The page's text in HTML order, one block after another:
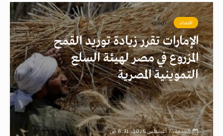
اقتصاد الإمارات
الإمارات تقرر زيادة توريد القمح
المزروع في مصر لهيئة السلع
التموينية المصرية
الجمعة، 7 أغسطس 2026، 6:31 ص